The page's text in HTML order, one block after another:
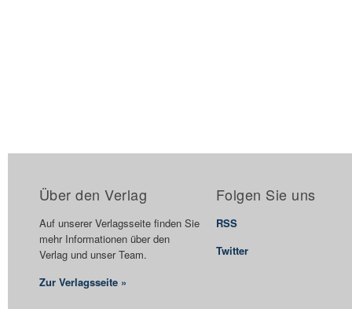
Über den Verlag
Auf unserer Verlagsseite finden Sie
mehr Informationen über den
Verlag und unser Team.
Zur Verlagsseite »
Folgen Sie uns
RSS
Twitter